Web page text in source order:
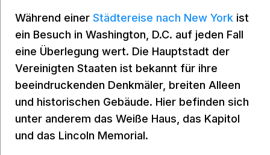
Während einer Städtereise nach New York ist
ein Besuch in Washington, D.C. auf jeden Fall
eine Überlegung wert. Die Hauptstadt der
Vereinigten Staaten ist bekannt für ihre
beeindruckenden Denkmäler, breiten Alleen
und historischen Gebäude. Hier befinden sich
unter anderem das Weiße Haus, das Kapitol
und das Lincoln Memorial.